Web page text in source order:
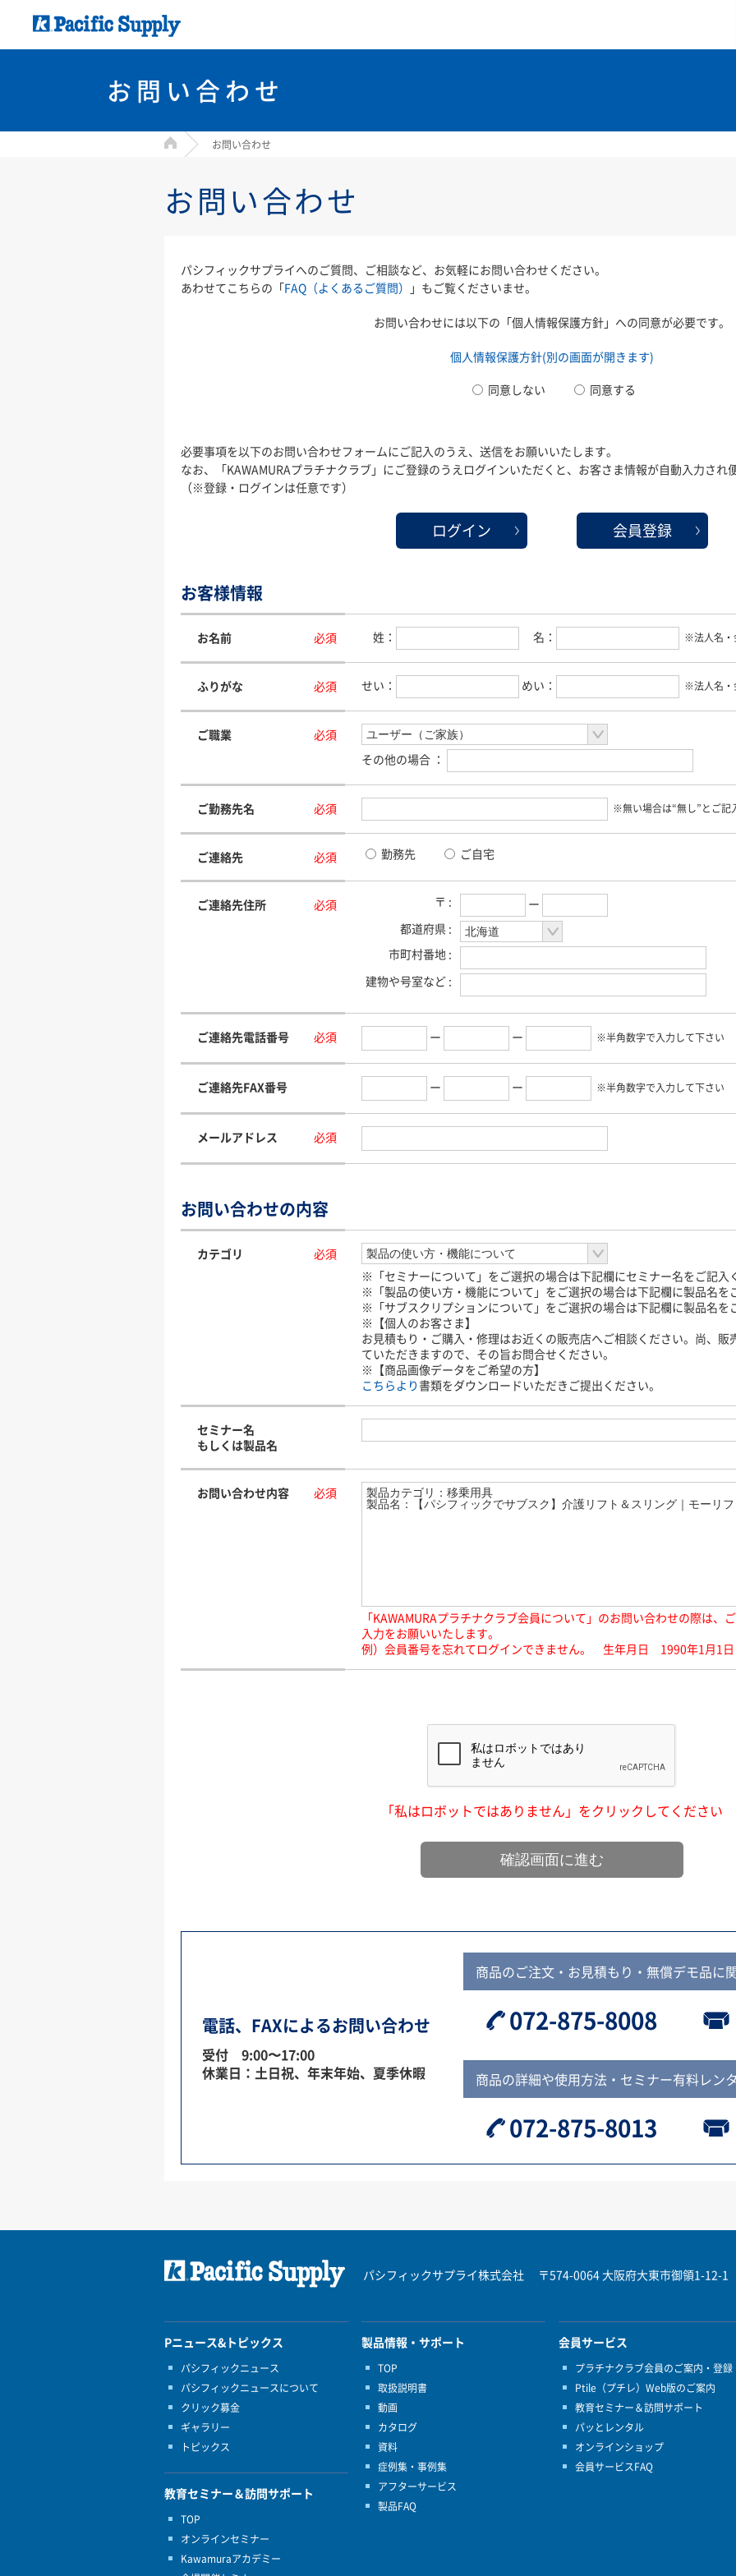
お問い合わせ
HOME お問い合わせ
お問い合わせ
パシフィックサプライへのご質問、ご相談など、お気軽にお問い合わせください。
あわせてこちらの「FAQ（よくあるご質問） 」もご覧くださいませ。
お問い合わせには以下の「個人情報保護方針」への同意が必要です。
個人情報保護方針(別の画面が開きます)
同意しない
同意する
必要事項を以下のお問い合わせフォームにご記入のうえ、送信をお願いいたします。
なお、「KAWAMURAプラチナクラブ」にご登録のうえログインいただくと、お客さま情報が自動入力され
（※登録・ログインは任意です）
ログイン 会員登録
お客様情報
お名前 必須 姓： 名： ※法人名・
ふりがな 必須 せい： めい： ※法人名・
ご職業
必須
その他の場合 ：
ご勤務先名 必須 ※無い場合は“無し”とご記
ご連絡先 必須 勤務先 ご自宅
ご連絡先住所 必須 〒 :
ー
都道府県 :
市町村番地 :
建物や号室など :
ご連絡先電話番号 必須 ー ー ※半角数字で入力して下さい
ご連絡先FAX番号 ー ー ※半角数字で入力して下さい
メールアドレス 必須
お問い合わせの内容
カテゴリ
必須
※「セミナーについて」をご選択の場合は下記欄にセミナー名をご記入
※「製品の使い方・機能について」をご選択の場合は下記欄に製品名を
※「サブスクリプションについて」をご選択の場合は下記欄に製品名を
※【個人のお客さま】
お見積もり・ご購入・修理はお近くの販売店へご相談ください。尚、販
ていただきますので、その旨お問合せください。
※【商品画像データをご希望の方】
こちらより 書類をダウンロードいただきご提出ください。
セミナー名
もしくは製品名
お問い合わせ内容 必須
「KAWAMURAプラチナクラブ会員について」のお問い合わせの際は、
入力をお願いいたします。
例）会員番号を忘れてログインできません。 生年月日 1990年1月1日
「私はロボットではありません」をクリックしてください
電話、FAXによるお問い合わせ
受付 9:00〜17:00
休業日：土日祝、年末年始、夏季休暇
商品のご注文・お見積もり・無償デモ品に
072-875-8008
商品の詳細や使用方法・セミナー有料レン
072-875-8013
パシフィックサプライ株式会社 〒574-0064 大阪府大東市御領1-12-1
Pニュース&トピックス
パシフィックニュース
パシフィックニュースについて
クリック募金
ギャラリー
トピックス
教育セミナー＆訪問サポート
TOP
オンラインセミナー
Kawamuraアカデミー
製品情報・サポート
TOP
取扱説明書
動画
カタログ
資料
症例集・事例集
アフターサービス
製品FAQ
会員サービス
プラチナクラブ会員のご案内・登録
Ptile（プチレ）Web版のご案内
教育セミナー＆訪問サポート
パッとレンタル
オンラインショップ
会員サービスFAQ